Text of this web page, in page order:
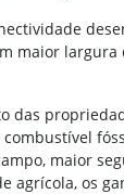
maior
das
maior
agrícola, os